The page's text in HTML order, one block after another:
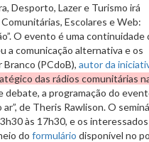
Desporto, Lazer e Turismo irá
Escolares e Web:
O evento é uma continuidade
a comunicação alternativa e os
(PCdoB), autor da
das rádios comunitárias
debate, a programação do
de Theris Rawlison. O
às 17h30, e os interessados
do formulário disponível no